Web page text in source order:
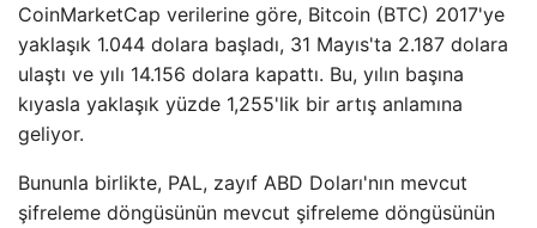
CoinMarketCap verilerine göre, Bitcoin (BTC) 2017'ye
yaklaşık 1.044 dolara başladı, 31 Mayıs'ta 2.187 dolara
ulaştı ve yılı 14.156 dolara kapattı. Bu, yılın başına
kıyasla yaklaşık yüzde 1,255'lik bir artış anlamına
geliyor.
Bununla birlikte, PAL, zayıf ABD Doları'nın mevcut
şifreleme döngüsünün mevcut şifreleme döngüsünün